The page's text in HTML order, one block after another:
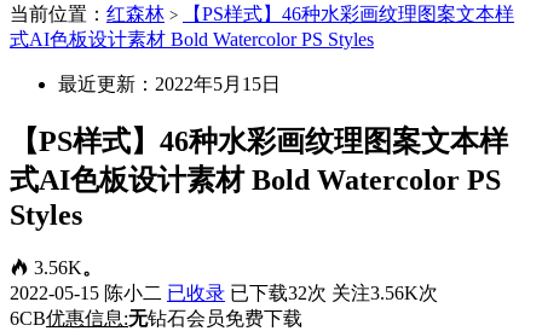
当前位置： 红森林 >
【PS样式】46种水彩画纹理图案文本样
式AI色板设计素材 Bold Watercolor PS Styles
最近更新：2022年5月15日
【PS样式】46种水彩画纹理图案文本样
式AI色板设计素材 Bold Watercolor PS
Styles
3.56K。
2022-05-15 陈小二 已收录 已下载32次 关注3.56K次
6CB优惠信息:无钻石会员免费下载